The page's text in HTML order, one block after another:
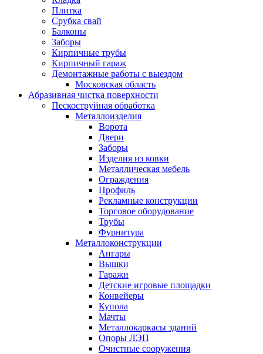
Плитка
Срубка свай
Балконы
Заборы
Кирпичные трубы
Кирпичный гараж
Демонтажные работы с выездом
Московская область
Абразивная чистка поверхности
Пескоструйная обработка
Металлоизделия
Ворота
Двери
Заборы
Изделия из ковки
Металлическая мебель
Ограждения
Профиль
Рекламные конструкции
Торговое оборудование
Трубы
Фурнитура
Металлоконструкции
Ангары
Вышки
Гаражи
Детские игровые площадки
Конвейеры
Купола
Мачты
Металлокаркасы зданий
Опоры ЛЭП
Очистные сооружения